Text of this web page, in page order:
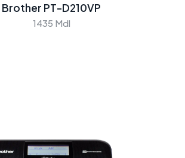
Brother PT-D210VP
1435 Mdl